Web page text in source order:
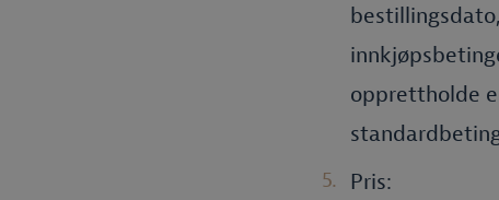
opprettholde
Pris: